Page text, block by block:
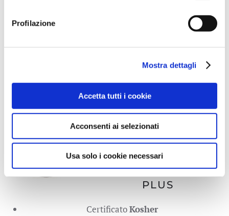
Profilazione
Mostra dettagli
Accetta tutti i cookie
Acconsenti ai selezionati
Usa solo i cookie necessari
Spruzzare uno strato sottile ed
omogeneo da una distanza di
circa 20/30 cm
PLUS
CertificatoKosher